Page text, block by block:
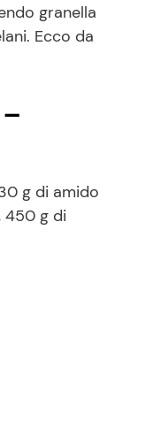
granella
Ecco da
g di amido
450 g di